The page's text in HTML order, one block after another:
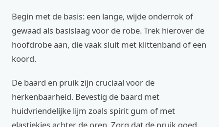
Begin met de basis: een lange, wijde onderrok of
gewaad als basislaag voor de robe. Trek hierover de
hoofdrobe aan, die vaak sluit met klittenband of een
koord.
De baard en pruik zijn cruciaal voor de
herkenbaarheid. Bevestig de baard met
huidvriendelijke lijm zoals spirit gum of met